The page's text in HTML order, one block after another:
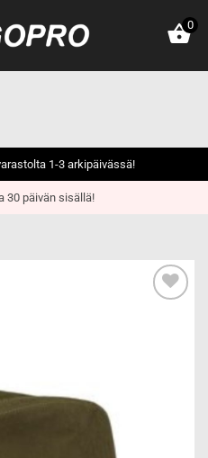
0
1-3 arkipäivässä!
30 päivän sisällä!